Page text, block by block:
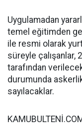
Uygulamadan
temel eğitimden
ile resmi olarak
süreyle çalışanlar,
tarafından
durumunda
sayılacaklar.